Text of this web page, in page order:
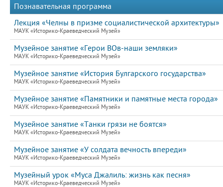
Познавательная программа
Лекция «Челны в призме социалистической архитектуры»
МАУК «Историко-Краеведческий Музей»
Музейное занятие «Герои ВОв-наши земляки»
МАУК «Историко-Краеведческий Музей»
Музейное занятие «История Булгарского государства»
МАУК «Историко-Краеведческий Музей»
Музейное занятие «Памятники и памятные места города»
МАУК «Историко-Краеведческий Музей»
Музейное занятие «Танки грязи не боятся»
МАУК «Историко-Краеведческий Музей»
Музейное занятие «У солдата вечность впереди»
МАУК «Историко-Краеведческий Музей»
Музейный урок «Муса Джалиль: жизнь как песня»
МАУК «Историко-Краеведческий Музей»